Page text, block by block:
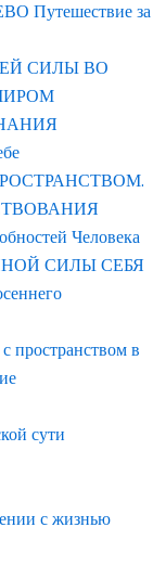
Путешествие за
СИЛЫ ВО
Человека
СИЛЫ СЕБЯ
пространством в
сути
с жизнью